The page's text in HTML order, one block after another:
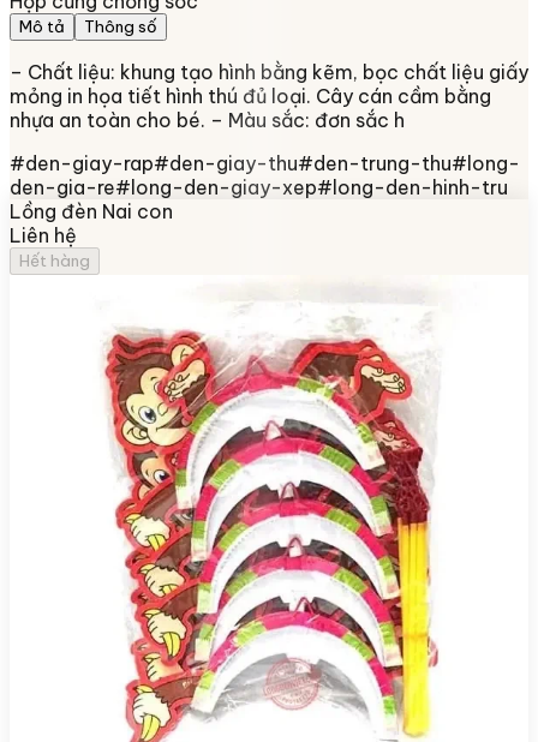
Mô tả Thông số
– Chất liệu: khung tạo hình bằng kẽm, bọc chất liệu giấy
mỏng in họa tiết hình thú đủ loại. Cây cán cầm bằng
nhựa an toàn cho bé. – Màu sắc: đơn sắc h
#den-giay-rap#den-giay-thu#den-trung-thu# long-
den-gia-re# long-den-giay-xep# long-den-hinh-tru
Lồng đèn Nai con
Liên hệ
Hết hàng